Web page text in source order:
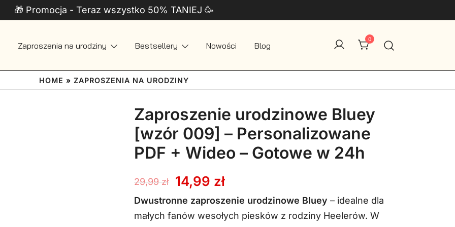
🎁 Promocja - Teraz wszystko 50% TANIEJ 🥳
+ Telefon
Zaproszenia na urodziny Bestsellery Nowości Blog
0
HOME » ZAPROSZENIA NA URODZINY
Zaproszenie urodzinowe Bluey
[wzór 009] – Personalizowane
PDF + Wideo – Gotowe w 24h
29,99zł
Pierwotna
cena
14,99 złAktualna
cena
Dwustronne zaproszenie urodzinowe Bluey – idealne dla
małych fanów wesołych piesków z rodziny Heelerów. W